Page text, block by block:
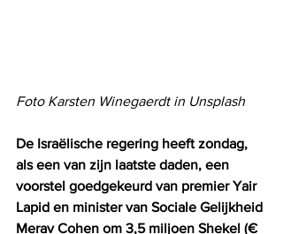
Foto Karsten Winegaerdt in Unsplash
De Israëlische regering heeft zondag,
als een van zijn laatste daden, een
voorstel goedgekeurd van premier Yair
Lapid en minister van Sociale Gelijkheid
Merav Cohen om 3,5 miljoen Shekel (€